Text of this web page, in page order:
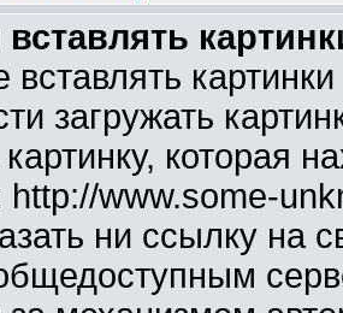
загружать
которая
http://www.some-
ни ссылку на